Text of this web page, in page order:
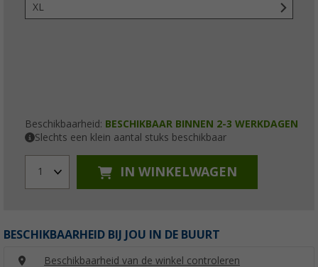
XL
Beschikbaarheid: BESCHIKBAAR BINNEN 2-3 WERKDAGEN
Slechts een klein aantal stuks beschikbaar
1 IN WINKELWAGEN
BESCHIKBAARHEID BIJ JOU IN DE BUURT
Beschikbaarheid van de winkel controleren